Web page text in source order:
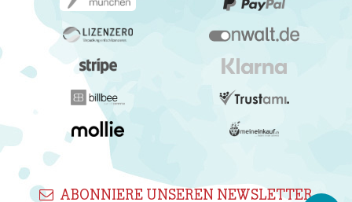
ABONNIERE UNSEREN NEWSLETTER